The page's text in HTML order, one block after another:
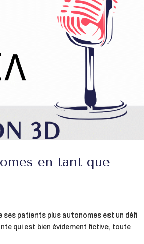
en tant que
ses patients plus autonomes est un défi
qui est bien évidement fictive, toute